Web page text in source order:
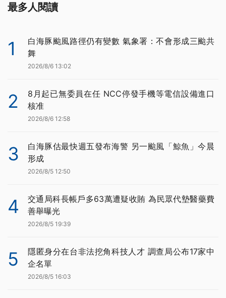
最多人閱讀
1
白海豚颱風路徑仍有變數 氣象署：不會形成三颱共
舞
2026/8/6 13:02
2
8月起已無委員在任 NCC停發手機等電信設備進口
核准
2026/8/6 12:58
3
白海豚估最快週五發布海警 另一颱風「鯨魚」今晨
形成
2026/8/5 12:50
4
交通局科長帳戶多63萬遭疑收賄 為民眾代墊醫藥費
善舉曝光
2026/8/5 19:39
5
隱匿身分在台非法挖角科技人才 調查局公布17家中
企名單
2026/8/5 16:03